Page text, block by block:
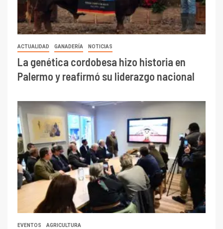
ACTUALIDAD GANADERÍA NOTICIAS
La genética cordobesa hizo historia en
Palermo y reafirmó su liderazgo nacional
EVENTOS AGRICULTURA